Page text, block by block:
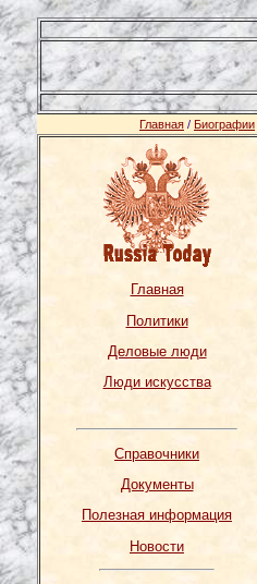
Главная / Биографии
Главная
Политики
Деловые люди
Люди искусства
Справочники
Документы
Полезная информация
Новости